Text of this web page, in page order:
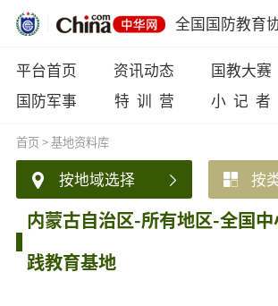
全国国防教育
平台首页 资讯动态 国教大赛
国防军事
特 训 营 小 记 者
首页>基地资料库
按地域选择 按
内蒙古自治区-所有地区-全国
践教育基地